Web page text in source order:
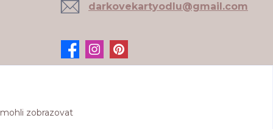
darkovekartyodlu@gmail.com
zobrazovat